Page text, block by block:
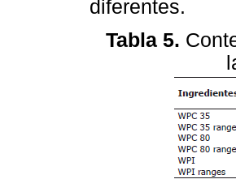
diferentes.
Tabla 5.